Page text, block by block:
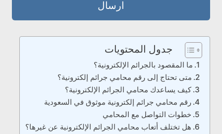
ارسال
جدول المحتويات
ما المقصود بالجرائم الإلكترونية؟
متى تحتاج إلى رقم محامي جرائم إلكترونية؟
كيف يساعدك محامي الجرائم الإلكترونية؟
رقم محامي جرائم إلكترونية موثوق في السعودية
خطوات التواصل مع المحامي
هل تختلف أتعاب محامي الجرائم الإلكترونية عن غيرها؟